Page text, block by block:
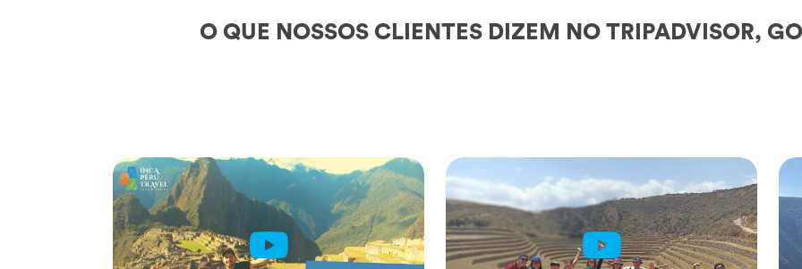
O QUE NOSSOS CLIENTES DIZEM NO TRIPADVISOR,